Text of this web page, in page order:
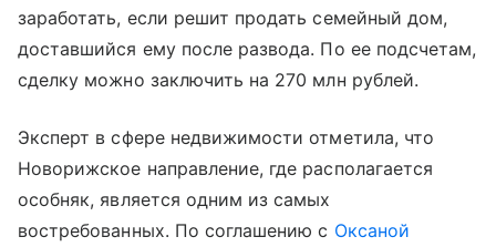
заработать, если решит продать семейный дом,
доставшийся ему после развода. По ее подсчетам,
сделку можно заключить на 270 млн рублей.
Эксперт в сфере недвижимости отметила, что
Новорижское направление, где располагается
особняк, является одним из самых
востребованных. По соглашению с Оксаной